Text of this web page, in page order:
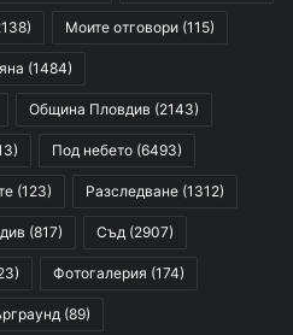
Моите отговори (115)
(1484)
Община Пловдив (2143)
Под небето (6493)
(123) Разследване (1312)
(817) Съд (2907)
Фотогалерия (174)
(89)